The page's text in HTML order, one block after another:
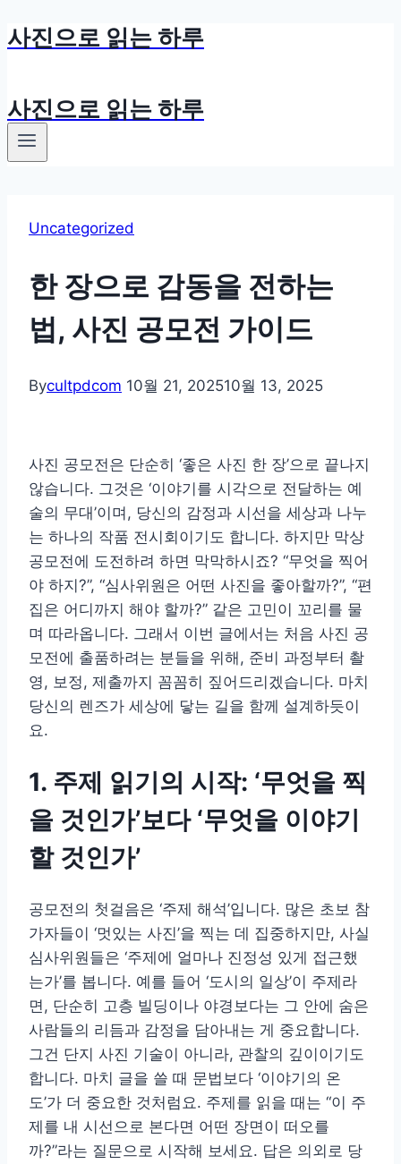
Skip
사진으로 읽는 하루
사진으로 읽는 하루
Uncategorized
한 장으로 감동을 전하는
법, 사진 공모전 가이드
Bycultpdcom 10월 21, 202510월 13, 2025
사진 공모전은 단순히 ‘좋은 사진 한 장’으로 끝나지
않습니다. 그것은 ‘이야기를 시각으로 전달하는 예
술의 무대’이며, 당신의 감정과 시선을 세상과 나누
는 하나의 작품 전시회이기도 합니다. 하지만 막상
공모전에 도전하려 하면 막막하시죠? “무엇을 찍어
야 하지?”, “심사위원은 어떤 사진을 좋아할까?”, “편
집은 어디까지 해야 할까?” 같은 고민이 꼬리를 물
며 따라옵니다. 그래서 이번 글에서는 처음 사진 공
모전에 출품하려는 분들을 위해, 준비 과정부터 촬
영, 보정, 제출까지 꼼꼼히 짚어드리겠습니다. 마치
당신의 렌즈가 세상에 닿는 길을 함께 설계하듯이
요.
1. 주제 읽기의 시작: ‘무엇을 찍
을 것인가’보다 ‘무엇을 이야기
할 것인가’
공모전의 첫걸음은 ‘주제 해석’입니다. 많은 초보 참
가자들이 ‘멋있는 사진’을 찍는 데 집중하지만, 사실
심사위원들은 ‘주제에 얼마나 진정성 있게 접근했
는가’를 봅니다. 예를 들어 ‘도시의 일상’이 주제라
면, 단순히 고층 빌딩이나 야경보다는 그 안에 숨은
사람들의 리듬과 감정을 담아내는 게 중요합니다.
그건 단지 사진 기술이 아니라, 관찰의 깊이이기도
합니다. 마치 글을 쓸 때 문법보다 ‘이야기의 온
도’가 더 중요한 것처럼요. 주제를 읽을 때는 “이 주
제를 내 시선으로 본다면 어떤 장면이 떠오를
까?”라는 질문으로 시작해 보세요. 답은 의외로 당